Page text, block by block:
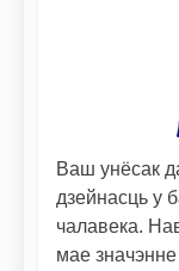
Ваш унёсак
дзейнасць у
чалавека.
мае